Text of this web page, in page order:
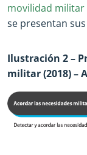
movilidad militar
se presentan
Ilustración 2 –
militar (2018) –